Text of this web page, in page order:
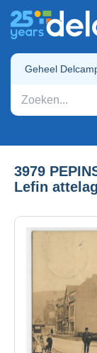
Geheel
3979
Lefin